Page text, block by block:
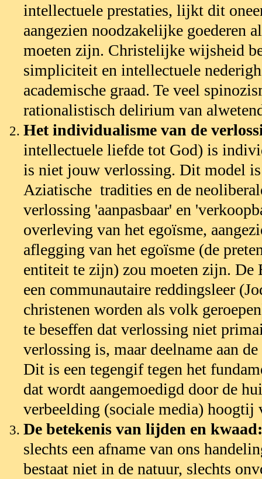
intellectuele prestaties, lijkt dit
aangezien noodzakelijke goederen
moeten zijn. Christelijke wijsheid
simpliciteit en intellectuele
academische graad. Te veel
rationalistisch delirium van
Het individualisme van de
intellectuele liefde tot God) is
is niet jouw verlossing. Dit model
Aziatische tradities en de
verlossing 'aanpasbaar' en
overleving van het egoïsme,
aflegging van het egoïsme (de
entiteit te zijn) zou moeten zijn. De
een communautaire reddingsleer
christenen worden als volk
te beseffen dat verlossing niet
verlossing is, maar deelname aan
Dit is een tegengif tegen het
dat wordt aangemoedigd door de
verbeelding (sociale media) hoogtij
De betekenis van lijden en kwaad:
slechts een afname van ons
bestaat niet in de natuur, slechts